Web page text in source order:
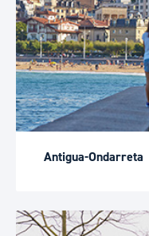
Antigua-Ondarreta